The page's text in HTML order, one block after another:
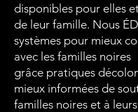
disponibles pour elles
de leur famille. Nous
systèmes pour mieux
avec les familles noires
grâce pratiques
mieux informées de
familles noires et à